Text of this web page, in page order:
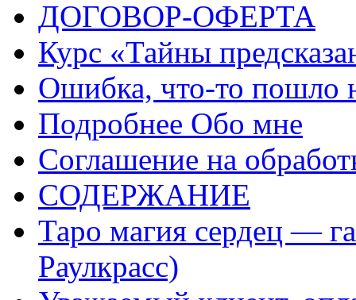
ДОГОВОР-ОФЕРТА
Курс «Тайны
Ошибка, что-то пошло
Подробнее Обо мне
Соглашение на
СОДЕРЖАНИЕ
Таро магия сердец —
Раулкрасс)